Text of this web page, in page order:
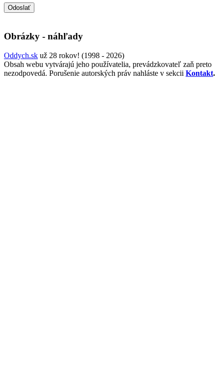
Obrázky - náhľady
Oddych.sk už 28 rokov! (1998 - 2026)
Obsah webu vytvárajú jeho používatelia, prevádzkovateľ zaň preto
nezodpovedá. Porušenie autorských práv nahláste v sekcii Kontakt.